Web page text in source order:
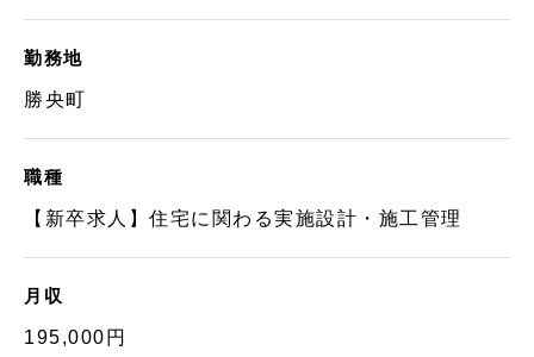
勤務地
勝央町
職種
【新卒求人】住宅に関わる実施設計・施工管理
月収
195,000円